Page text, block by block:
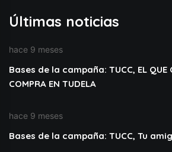
Últimas noticias
hace 9 meses
Bases de la campaña: TUCC, EL QUE
COMPRA EN TUDELA
hace 9 meses
Bases de la campaña: TUCC, Tu